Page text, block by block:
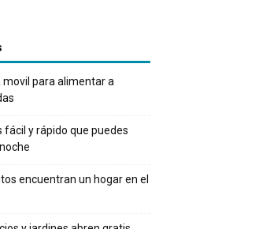
movil para alimentar a
fácil y rápido que puedes
encuentran un hogar en el